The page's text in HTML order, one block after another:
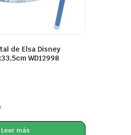
de Elsa Disney
WD12998
Leer más